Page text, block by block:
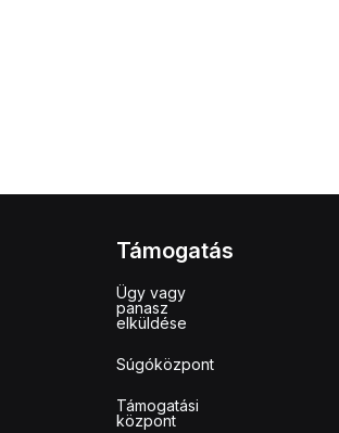
Támogatás
Ügy vagy
panasz
elküldése
Súgóközpont
Támogatási
központ